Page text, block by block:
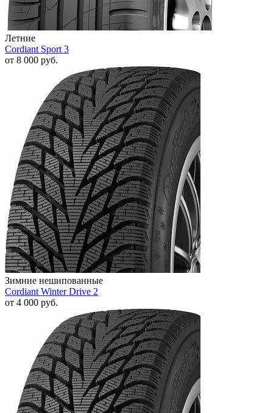
Летние
Cordiant Sport 3
от 8 000 руб.
Зимние нешипованные
Cordiant Winter Drive 2
от 4 000 руб.